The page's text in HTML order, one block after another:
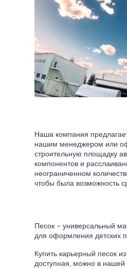
Наша компания
нашим менеджером или
строительную площадку
компонентов и
неограниченном
чтобы была возможность
Песок – универсальный
для оформления детских
Купить карьерный песок
доступная, можно в нашей